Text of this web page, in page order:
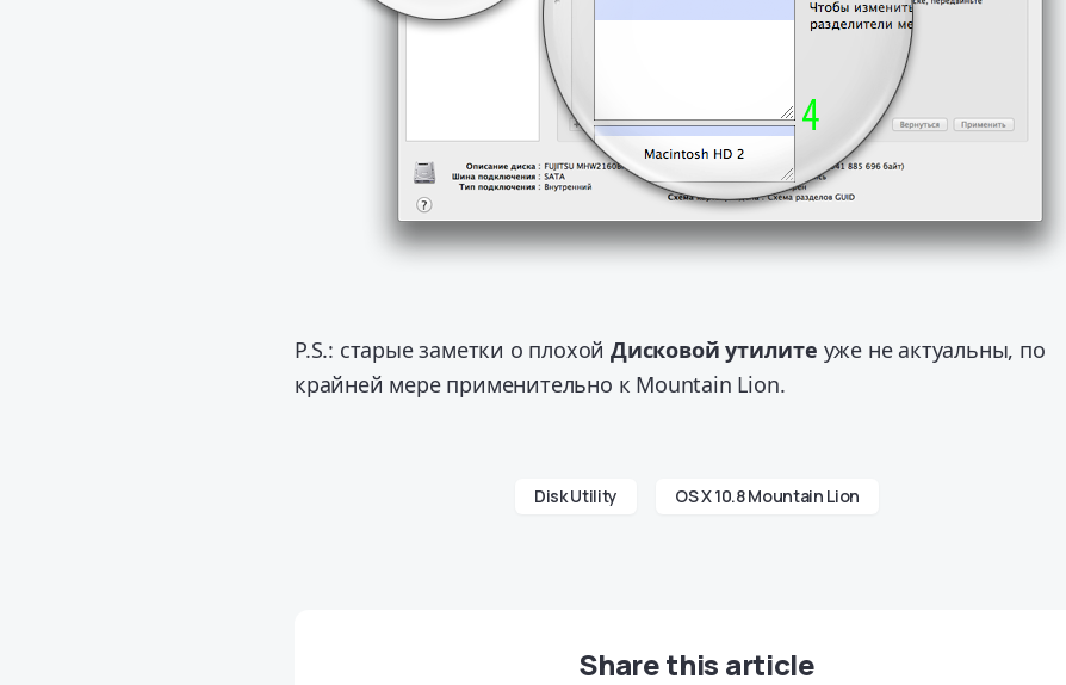
P.S.: старые заметки о плохой Дисковой утилите уже не актуальны, по
крайней мере применительно к Mountain Lion.
Disk Utility OS X 10.8 Mountain Lion
Share this article